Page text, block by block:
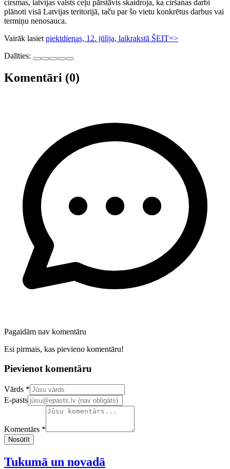
cirsmas, latvijas valsts ceļu pārstāvis skaidroja, ka ciršanas darbi
plānoti visā Latvijas teritorijā, taču par šo vietu konkrētus darbus vai
termiņu nenosauca.
Vairāk lasiet piektdienas, 12. jūlija, laikrakstā ŠEIT=>
Dalīties:
Komentāri (0)
Pagaidām nav komentāru
Esi pirmais, kas pievieno komentāru!
Pievienot komentāru
Confirm your email address
Vārds *
E-pasts
Komentārs *
Nosūtīt
Tukumā un novadā